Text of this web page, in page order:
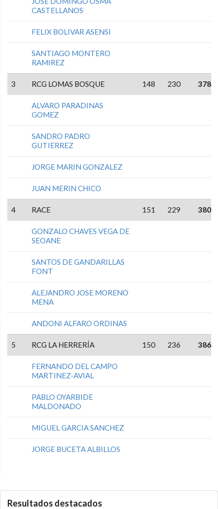
CASTELLANOS
FELIX BOLIVAR ASENSI
SANTIAGO MONTERO
RAMIREZ
3 RCG LOMAS BOSQUE 148 230 378
ALVARO PARADINAS
GOMEZ
SANDRO PADRO
GUTIERREZ
JORGE MARIN GONZALEZ
JUAN MERIN CHICO
4 RACE 151 229 380
GONZALO CHAVES VEGA DE
SEOANE
SANTOS DE GANDARILLAS
FONT
ALEJANDRO JOSE MORENO
MENA
ANDONI ALFARO ORDINAS
5 RCG LA HERRERÍA 150 236 386
FERNANDO DEL CAMPO
MARTINEZ-AVIAL
PABLO OYARBIDE
MALDONADO
MIGUEL GARCIA SANCHEZ
JORGE BUCETA ALBILLOS
Resultados destacados